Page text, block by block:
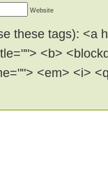
Website
these tags): <a
<b>
<em> <i>